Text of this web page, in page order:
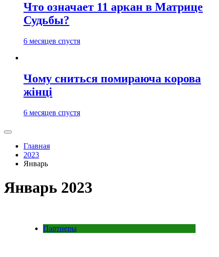
Что означает 11 аркан в Матрице
Судьбы?
6 месяцев спустя
Чому сниться помираюча корова
жінці
6 месяцев спустя
Главная
2023
Январь
Январь 2023
Партнеры